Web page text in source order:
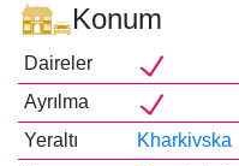
Konum
Daireler
Ayrılma
Yeraltı
Kharkivska